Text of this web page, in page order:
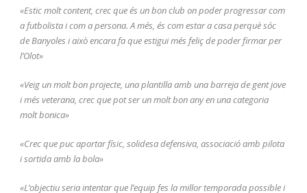
«Estic molt content, crec que és un bon club on poder progressar com
a futbolista i com a persona. A més, és com estar a casa perquè sóc
de Banyoles i això encara fa que estigui més feliç de poder firmar per
l’Olot»
«Veig un molt bon projecte, una plantilla amb una barreja de gent jove
i més veterana, crec que pot ser un molt bon any en una categoria
molt bonica»
«Crec que puc aportar físic, solidesa defensiva, associació amb pilota
i sortida amb la bola»
«L’objectiu seria intentar que l’equip fes la millor temporada possible i